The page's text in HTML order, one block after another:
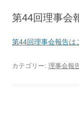
第44回理事会
第44回理事会報告
カテゴリー: 理事会報